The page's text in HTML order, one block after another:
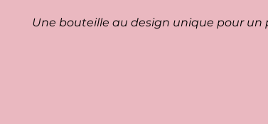
Une bouteille au design unique pour un